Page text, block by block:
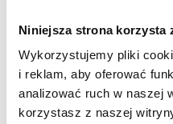
Niniejsza strona korzysta
Wykorzystujemy pliki
i reklam, aby oferować
analizować ruch w naszej
korzystasz z naszej